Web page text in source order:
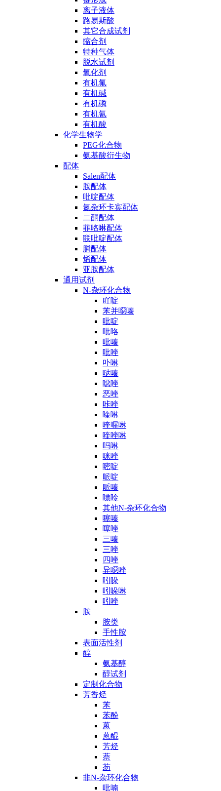
离子液体
路易斯酸
其它合成试剂
缩合剂
特种气体
脱水试剂
氧化剂
有机氟
有机碱
有机磷
有机氰
有机酸
化学生物学
PEG化合物
氨基酸衍生物
配体
Salen配体
胺配体
吡啶配体
氮杂环卡宾配体
二酮配体
菲咯啉配体
联吡啶配体
膦配体
烯配体
亚胺配体
通用试剂
N-杂环化合物
吖啶
苯并噁嗪
吡啶
吡咯
吡嗪
吡唑
卟啉
哒嗪
噁唑
恶唑
咔唑
喹啉
喹喔啉
喹唑啉
吗啉
咪唑
嘧啶
哌啶
哌嗪
嘌呤
其他N-杂环化合物
噻嗪
噻唑
三嗪
三唑
四唑
异噁唑
吲哚
吲哚啉
吲唑
胺
胺类
手性胺
表面活性剂
醇
氨基醇
醇试剂
定制化合物
芳香烃
苯
苯酚
蒽
蒽醌
芳烃
萘
芴
非N-杂环化合物
吡喃